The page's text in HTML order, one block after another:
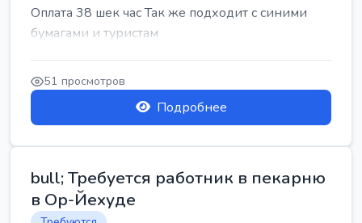
Оплата 38 шек час Так же подходит с синими
бумагами и туристам
51 просмотров
Подробнее
bull; Требуется работник в пекарню
в Ор-Йехуде